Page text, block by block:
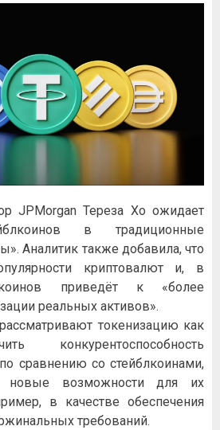
JPMorgan Тереза Хо ожидает
в традиционные
Аналитик также добавила, что
криптовалют и, в
приведёт к «более
реальных активов».
токенизацию как
конкурентоспособность
сравнению со стейблкоинами,
новые возможности для их
в качестве обеспечения
требований.